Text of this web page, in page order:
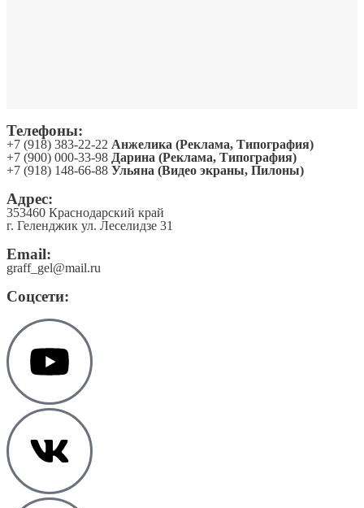
Телефоны:
+7 (918) 383-22-22 Анжелика (Реклама, Типография)
+7 (900) 000-33-98 Дарина (Реклама, Типография)
+7 (918) 148-66-88 Ульяна (Видео экраны, Пилоны)
Адрес:
353460 Краснодарский край
г. Геленджик ул. Леселидзе 31
Email:
graff_gel@mail.ru
Соцсети: